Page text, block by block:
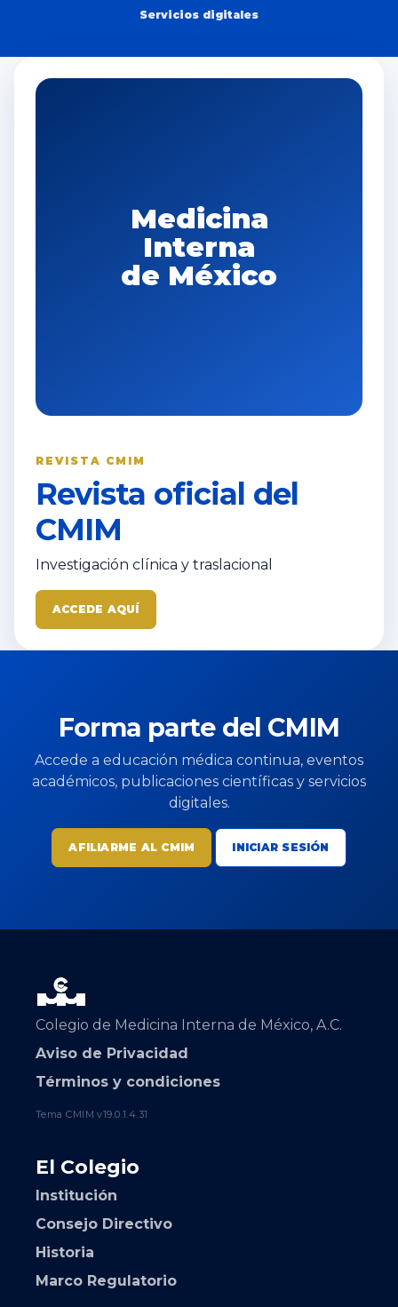
Servicios digitales
Medicina
Interna
de México
REVISTA CMIM
Revista oficial del
CMIM
Investigación clínica y traslacional
ACCEDE AQUÍ
Forma parte del CMIM
Accede a educación médica continua, eventos
académicos, publicaciones científicas y servicios
digitales.
AFILIARME AL CMIM INICIAR SESIÓN
Colegio de Medicina Interna de México, A.C.
Aviso de Privacidad
Términos y condiciones
Tema CMIM v19.0.1.4.31
El Colegio
Institución
Consejo Directivo
Historia
Marco Regulatorio